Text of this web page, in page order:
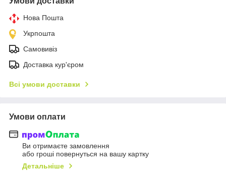
Нова Пошта
Укрпошта
Самовивіз
Доставка кур'єром
Всі умови доставки
Умови оплати
Ви отримаєте замовлення
або гроші повернуться на вашу картку
Детальніше